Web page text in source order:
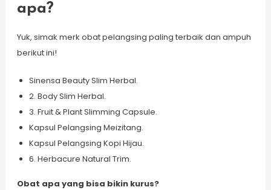
apa?
Yuk, simak merk obat pelangsing paling terbaik dan ampuh
berikut ini!
Sinensa Beauty Slim Herbal.
2. Body Slim Herbal.
3. Fruit & Plant Slimming Capsule.
Kapsul Pelangsing Meizitang.
Kapsul Pelangsing Kopi Hijau.
6. Herbacure Natural Trim.
Obat apa yang bisa bikin kurus?